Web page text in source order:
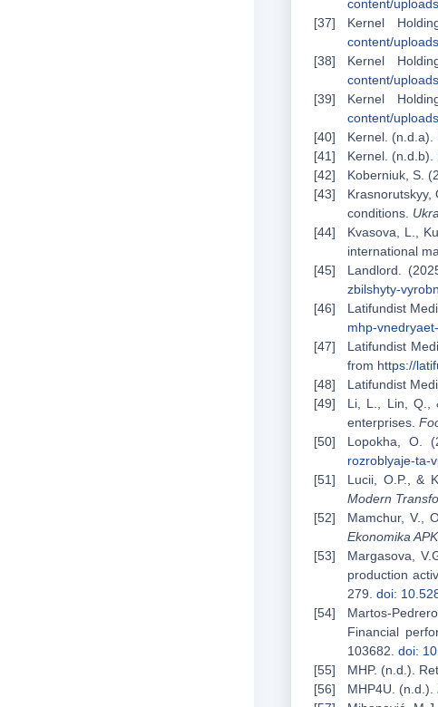
content/
Kernel
content/
Kernel
content/
Kernel
content/
Kernel. (n.d.a).
Kernel. (n.d.b).
Koberniuk, S.
conditions.
Kvasova, L.,
international
Landlord.
zbilshyty-
Latifundist
mhp-
Latifundist
from https://
Latifundist
Li, L., Lin, Q.,
enterprises.
Lopokha, O.
rozroblyaje-ta-
Lucii, O.P., &
Modern
Mamchur, V.,
Ekonomika APK
Margasova,
production
279. doi:
Martos-
Financial
103682. doi:
MHP. (n.d.).
MHP4U. (n.d.).